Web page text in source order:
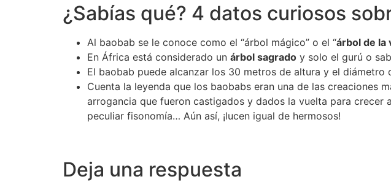
¿Sabías qué? 4 datos curiosos
Al baobab se le conoce como el “árbol mágico” o el “árbol de la
En África está considerado un árbol sagrado y solo el gurú o
El baobab puede alcanzar los 30 metros de altura y el diámetro
Cuenta la leyenda que los baobabs eran una de las creaciones
arrogancia que fueron castigados y dados la vuelta para
peculiar fisonomía… Aún así, ¡lucen igual de hermosos!
Deja una respuesta